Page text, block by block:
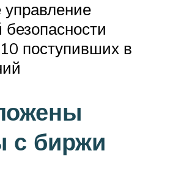
управление
поступивших в
с биржи